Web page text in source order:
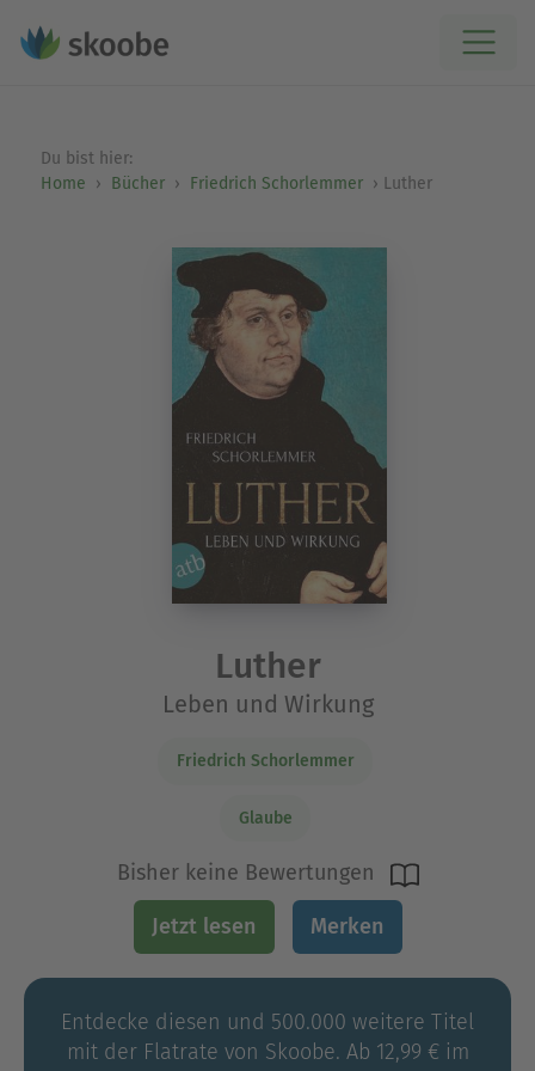
Du bist hier:
Home
Bücher Friedrich Schorlemmer Luther
Luther
Leben und Wirkung
Friedrich Schorlemmer
Glaube
Bisher keine Bewertungen
Jetzt lesen Merken
Entdecke diesen und 500.000 weitere Titel
mit der Flatrate von Skoobe. Ab 12,99 € im